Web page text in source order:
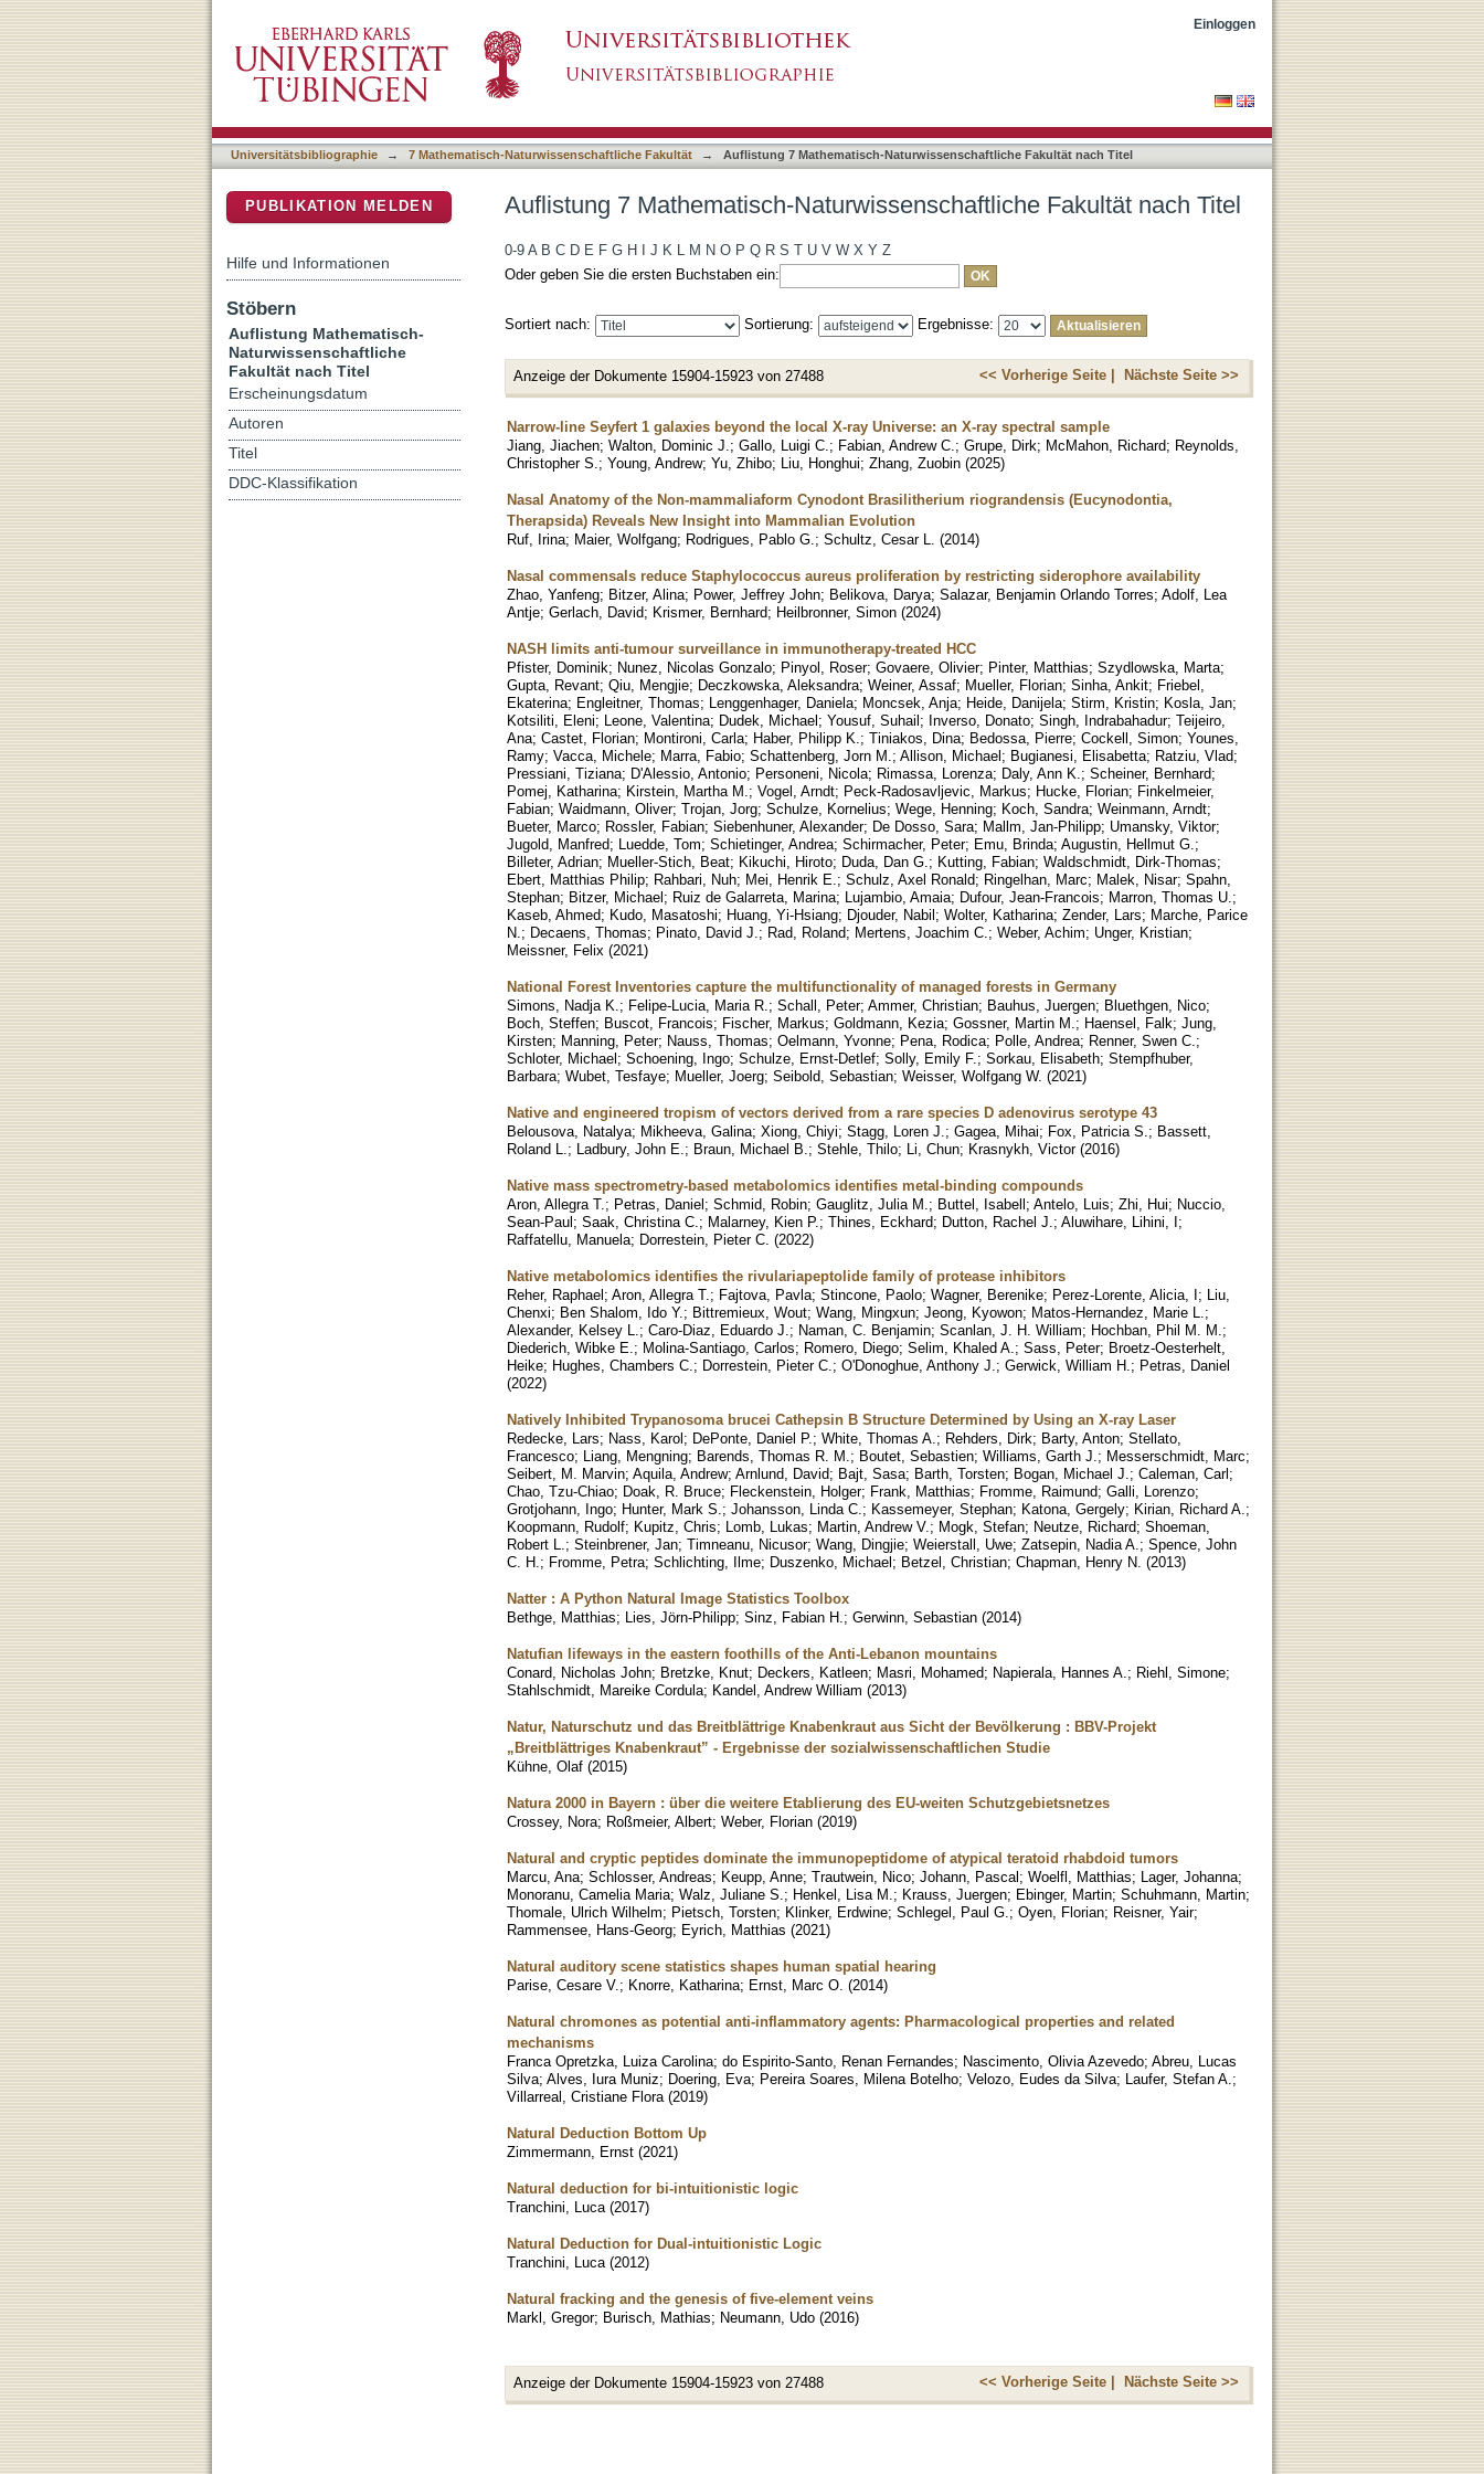
Einloggen
Universitätsbibliographie → 7 Mathematisch-Naturwissenschaftliche Fakultät → Auflistung 7 Mathematisch-Naturwissenschaftliche Fakultät nach Titel
Auflistung 7 Mathematisch-Naturwissenschaftliche Fakultät nach Titel
0-9 A B C D E F G H J K L M N O P Q R S T U V W X Y Z
Oder geben Sie die ersten Buchstaben ein:
Sortiert nach: Sortierung: Ergebnisse:
Anzeige der Dokumente 15904-15923 von 27488 << Vorherige Seite | Nächste Seite >>
Narrow-line Seyfert 1 galaxies beyond the local X-ray Universe: an X-ray spectral sample
Jiang, Jiachen; Walton, Dominic J. ; Gallo, Luigi C. ; Fabian, Andrew C. ; Grupe, Dirk; McMahon, Richard; Reynolds,
Christopher S. ; Young, Andrew; Yu, Zhibo; Liu, Honghui; Zhang, Zuobin (2025)
Nasal Anatomy of the Non-mammaliaform Cynodont Brasilitherium riograndensis (Eucynodontia,
Therapsida) Reveals New Insight into Mammalian Evolution
Ruf, Irina; Maier, Wolfgang; Rodrigues, Pablo G. ; Schultz, Cesar L. (2014)
Nasal commensals reduce Staphylococcus aureus proliferation by restricting siderophore availability
Zhao, Yanfeng; Bitzer, Alina; Power, Jeffrey John; Belikova, Darya; Salazar, Benjamin Orlando Torres; Adolf, Lea
Antje; Gerlach, David; Krismer, Bernhard; Heilbronner, Simon (2024)
NASH limits anti-tumour surveillance in immunotherapy-treated HCC
Pfister, Dominik; Nunez, Nicolas Gonzalo; Pinyol, Roser; Govaere, Olivier; Pinter, Matthias; Szydlowska, Marta;
Gupta, Revant; Qiu, Mengjie; Deczkowska, Aleksandra; Weiner, Assaf; Mueller, Florian; Sinha, Ankit; Friebel,
Ekaterina; Engleitner, Thomas; Lenggenhager, Daniela; Moncsek, Anja; Heide, Danijela; Stirm, Kristin; Kosla, Jan;
Kotsiliti, Eleni; Leone, Valentina; Dudek, Michael; Yousuf, Suhail; Inverso, Donato; Singh, Indrabahadur; Teijeiro,
Ana; Castet, Florian; Montironi, Carla; Haber, Philipp K. ; Tiniakos, Dina; Bedossa, Pierre; Cockell, Simon; Younes,
Ramy; Vacca, Michele; Marra, Fabio; Schattenberg, Jorn M. ; Allison, Michael; Bugianesi, Elisabetta; Ratziu, Vlad;
Pressiani, Tiziana; D'Alessio, Antonio; Personeni, Nicola; Rimassa, Lorenza; Daly, Ann K. ; Scheiner, Bernhard;
Pomej, Katharina; Kirstein, Martha M. ; Vogel, Arndt; Peck-Radosavljevic, Markus; Hucke, Florian; Finkelmeier,
Fabian; Waidmann, Oliver; Trojan, Jorg; Schulze, Kornelius; Wege, Henning; Koch, Sandra; Weinmann, Arndt;
Bueter, Marco; Rossler, Fabian; Siebenhuner, Alexander; De Dosso, Sara; Mallm, Jan-Philipp; Umansky, Viktor;
Jugold, Manfred; Luedde, Tom; Schietinger, Andrea; Schirmacher, Peter; Emu, Brinda; Augustin, Hellmut G. ;
Billeter, Adrian; Mueller-Stich, Beat; Kikuchi, Hiroto; Duda, Dan G. ; Kutting, Fabian; Waldschmidt, Dirk-Thomas;
Ebert, Matthias Philip; Rahbari, Nuh; Mei, Henrik E. ; Schulz, Axel Ronald; Ringelhan, Marc; Malek, Nisar; Spahn,
Stephan; Bitzer, Michael; Ruiz de Galarreta, Marina; Lujambio, Amaia; Dufour, Jean-Francois; Marron, Thomas U. ;
Kaseb, Ahmed; Kudo, Masatoshi; Huang, Yi-Hsiang; Djouder, Nabil; Wolter, Katharina; Zender, Lars; Marche, Parice
N. ; Decaens, Thomas; Pinato, David J. ; Rad, Roland; Mertens, Joachim C. ; Weber, Achim; Unger, Kristian;
Meissner, Felix (2021)
National Forest Inventories capture the multifunctionality of managed forests in Germany
Simons, Nadja K. ; Felipe-Lucia, Maria R. ; Schall, Peter; Ammer, Christian; Bauhus, Juergen; Bluethgen, Nico;
Boch, Steffen; Buscot, Francois; Fischer, Markus; Goldmann, Kezia; Gossner, Martin M. ; Haensel, Falk; Jung,
Kirsten; Manning, Peter; Nauss, Thomas; Oelmann, Yvonne; Pena, Rodica; Polle, Andrea; Renner, Swen C. ;
Schloter, Michael; Schoening, Ingo; Schulze, Ernst-Detlef; Solly, Emily F. ; Sorkau, Elisabeth; Stempfhuber,
Barbara; Wubet, Tesfaye; Mueller, Joerg; Seibold, Sebastian; Weisser, Wolfgang W. (2021)
Native and engineered tropism of vectors derived from a rare species D adenovirus serotype 43
Belousova, Natalya; Mikheeva, Galina; Xiong, Chiyi; Stagg, Loren J. ; Gagea, Mihai; Fox, Patricia S. ; Bassett,
Roland L. ; Ladbury, John E. ; Braun, Michael B. ; Stehle, Thilo; Li, Chun; Krasnykh, Victor (2016)
Native mass spectrometry-based metabolomics identifies metal-binding compounds
Aron, Allegra T. ; Petras, Daniel; Schmid, Robin; Gauglitz, Julia M. ; Buttel, Isabell; Antelo, Luis; Zhi, Hui; Nuccio,
Sean-Paul; Saak, Christina C. ; Malarney, Kien P. ; Thines, Eckhard; Dutton, Rachel J. ; Aluwihare, Lihini, I;
Raffatellu, Manuela; Dorrestein, Pieter C. (2022)
Native metabolomics identifies the rivulariapeptolide family of protease inhibitors
Reher, Raphael; Aron, Allegra T. ; Fajtova, Pavla; Stincone, Paolo; Wagner, Berenike; Perez-Lorente, Alicia, I; Liu,
Chenxi; Ben Shalom, Ido Y. ; Bittremieux, Wout; Wang, Mingxun; Jeong, Kyowon; Matos-Hernandez, Marie L. ;
Alexander, Kelsey L. ; Caro-Diaz, Eduardo J. ; Naman, C. Benjamin; Scanlan, J. H. William; Hochban, Phil M. M. ;
Diederich, Wibke E. ; Molina-Santiago, Carlos; Romero, Diego; Selim, Khaled A. ; Sass, Peter; Broetz-Oesterhelt,
Heike; Hughes, Chambers C. ; Dorrestein, Pieter C. ; O'Donoghue, Anthony J. ; Gerwick, William H. ; Petras, Daniel
(2022)
Natively Inhibited Trypanosoma brucei Cathepsin B Structure Determined by Using an X-ray Laser
Redecke, Lars; Nass, Karol; DePonte, Daniel P. ; White, Thomas A. ; Rehders, Dirk; Barty, Anton; Stellato,
Francesco; Liang, Mengning; Barends, Thomas R. M. ; Boutet, Sebastien; Williams, Garth J. ; Messerschmidt, Marc;
Seibert, M. Marvin; Aquila, Andrew; Arnlund, David; Bajt, Sasa; Barth, Torsten; Bogan, Michael J. ; Caleman, Carl;
Chao, Tzu-Chiao; Doak, R. Bruce; Fleckenstein, Holger; Frank, Matthias; Fromme, Raimund; Galli, Lorenzo;
Grotjohann, Ingo; Hunter, Mark S. ; Johansson, Linda C. ; Kassemeyer, Stephan; Katona, Gergely; Kirian, Richard A. ;
Koopmann, Rudolf; Kupitz, Chris; Lomb, Lukas; Martin, Andrew V. ; Mogk, Stefan; Neutze, Richard; Shoeman,
Robert L. ; Steinbrener, Jan; Timneanu, Nicusor; Wang, Dingjie; Weierstall, Uwe; Zatsepin, Nadia A. ; Spence, John
C. H. ; Fromme, Petra; Schlichting, Ilme; Duszenko, Michael; Betzel, Christian; Chapman, Henry N. (2013)
Natter : A Python Natural Image Statistics Toolbox
Bethge, Matthias; Lies, Jörn-Philipp; Sinz, Fabian H. ; Gerwinn, Sebastian (2014)
Natufian lifeways in the eastern foothills of the Anti-Lebanon mountains
Conard, Nicholas John; Bretzke, Knut; Deckers, Katleen; Masri, Mohamed; Napierala, Hannes A. ; Riehl, Simone;
Stahlschmidt, Mareike Cordula; Kandel, Andrew William (2013)
Natur, Naturschutz und das Breitblättrige Knabenkraut aus Sicht der Bevölkerung : BBV-Projekt
„Breitblättriges Knabenkraut” - Ergebnisse der sozialwissenschaftlichen Studie
Kühne, Olaf (2015)
Natura 2000 in Bayern : über die weitere Etablierung des EU-weiten Schutzgebietsnetzes
Crossey, Nora; Roßmeier, Albert; Weber, Florian (2019)
Natural and cryptic peptides dominate the immunopeptidome of atypical teratoid rhabdoid tumors
Marcu, Ana; Schlosser, Andreas; Keupp, Anne; Trautwein, Nico; Johann, Pascal; Woelfl, Matthias; Lager, Johanna;
Monoranu, Camelia Maria; Walz, Juliane S. ; Henkel, Lisa M. ; Krauss, Juergen; Ebinger, Martin; Schuhmann, Martin;
Thomale, Ulrich Wilhelm; Pietsch, Torsten; Klinker, Erdwine; Schlegel, Paul G. ; Oyen, Florian; Reisner, Yair;
Rammensee, Hans-Georg; Eyrich, Matthias (2021)
Natural auditory scene statistics shapes human spatial hearing
Parise, Cesare V. ; Knorre, Katharina; Ernst, Marc O. (2014)
Natural chromones as potential anti-inflammatory agents: Pharmacological properties and related
mechanisms
Franca Opretzka, Luiza Carolina; do Espirito-Santo, Renan Fernandes; Nascimento, Olivia Azevedo; Abreu, Lucas
Silva; Alves, Iura Muniz; Doering, Eva; Pereira Soares, Milena Botelho; Velozo, Eudes da Silva; Laufer, Stefan A. ;
Villarreal, Cristiane Flora (2019)
Natural Deduction Bottom Up
Zimmermann, Ernst (2021)
Natural deduction for bi-intuitionistic logic
Tranchini, Luca (2017)
Natural Deduction for Dual-intuitionistic Logic
Tranchini, Luca (2012)
Natural fracking and the genesis of five-element veins
Markl, Gregor; Burisch, Mathias; Neumann, Udo (2016)
Anzeige der Dokumente 15904-15923 von 27488 << Vorherige Seite | Nächste Seite >>
PUBLIKATION MELDEN
Hilfe und Informationen
Stöbern
Auflistung Mathematisch-
Naturwissenschaftliche
Fakultät nach Titel
Erscheinungsdatum
Autoren
Titel
DDC-Klassifikation